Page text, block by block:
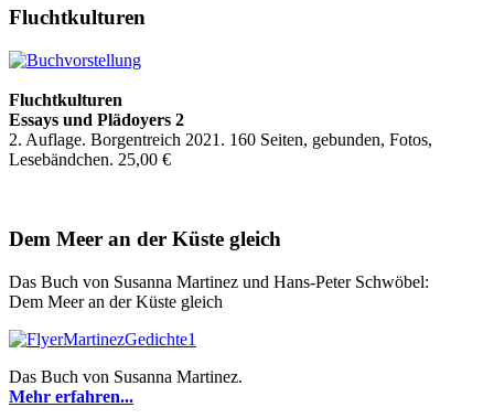
Fluchtkulturen
Fluchtkulturen
Essays und Plädoyers 2
2. Auflage. Borgentreich 2021. 160 Seiten, gebunden, Fotos,
Lesebändchen. 25,00 €
Dem Meer an der Küste gleich
Das Buch von Susanna Martinez und Hans-Peter Schwöbel:
Dem Meer an der Küste gleich
Das Buch von Susanna Martinez.
Mehr erfahren...